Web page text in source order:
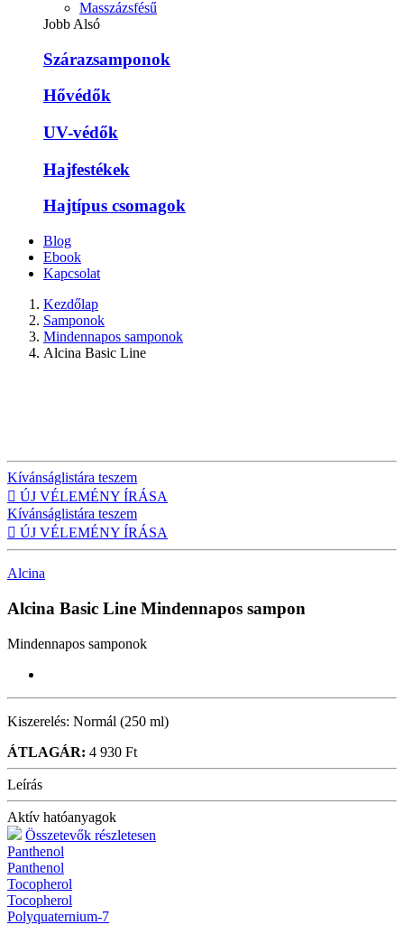
Masszázsfésű
Jobb Alsó
Szárazsamponok
Hővédők
UV-védők
Hajfestékek
Hajtípus csomagok
Blog
Ebook
Kapcsolat
Kezdőlap
Samponok
Mindennapos samponok
Alcina Basic Line
Kívánságlistára teszem
 ÚJ VÉLEMÉNY ÍRÁSA
Kívánságlistára teszem
 ÚJ VÉLEMÉNY ÍRÁSA
Alcina
Alcina Basic Line Mindennapos sampon
Mindennapos samponok
Kiszerelés: Normál (250 ml)
ÁTLAGÁR: 4 930 Ft
Leírás
Aktív hatóanyagok
Összetevők részletesen
Panthenol
Panthenol
Tocopherol
Tocopherol
Polyquaternium-7